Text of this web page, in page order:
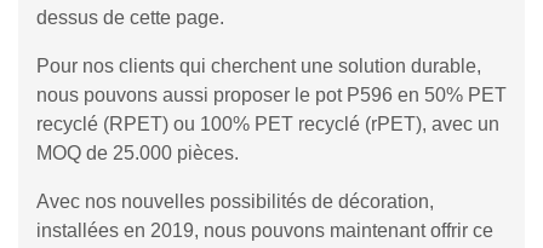
dessus de cette page.
Pour nos clients qui cherchent une solution durable,
nous pouvons aussi proposer le pot P596 en 50% PET
recyclé (RPET) ou 100% PET recyclé (rPET), avec un
MOQ de 25.000 pièces.
Avec nos nouvelles possibilités de décoration,
installées en 2019, nous pouvons maintenant offrir ce